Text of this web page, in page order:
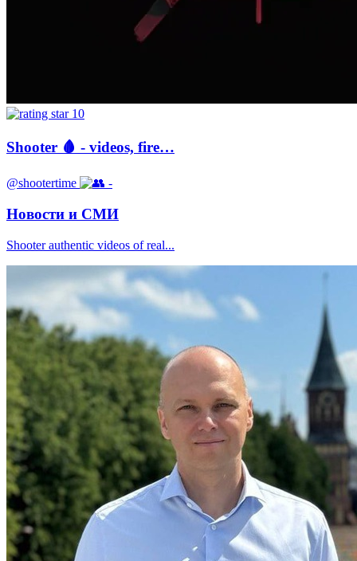
10
Shooter 🩸 - videos, fire…
@shootertime -
Новости и СМИ
Shooter authentic videos of real...